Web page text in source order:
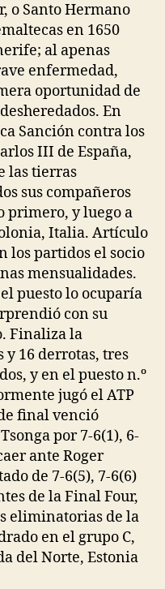
o Santo Hermano
en 1650
al apenas
enfermedad,
oportunidad de
En
Sanción contra los
III de España,
las tierras
sus compañeros
primero, y luego a
Italia. Artículo
los partidos el socio
mensualidades.
puesto lo ocuparía
con su
Finaliza la
16 derrotas, tres
y en el puesto n.º
jugó el ATP
final venció
por 7-6(1), 6-
ante Roger
de 7-6(5), 7-6(6)
de la Final Four,
eliminatorias de la
en el grupo C,
del Norte, Estonia